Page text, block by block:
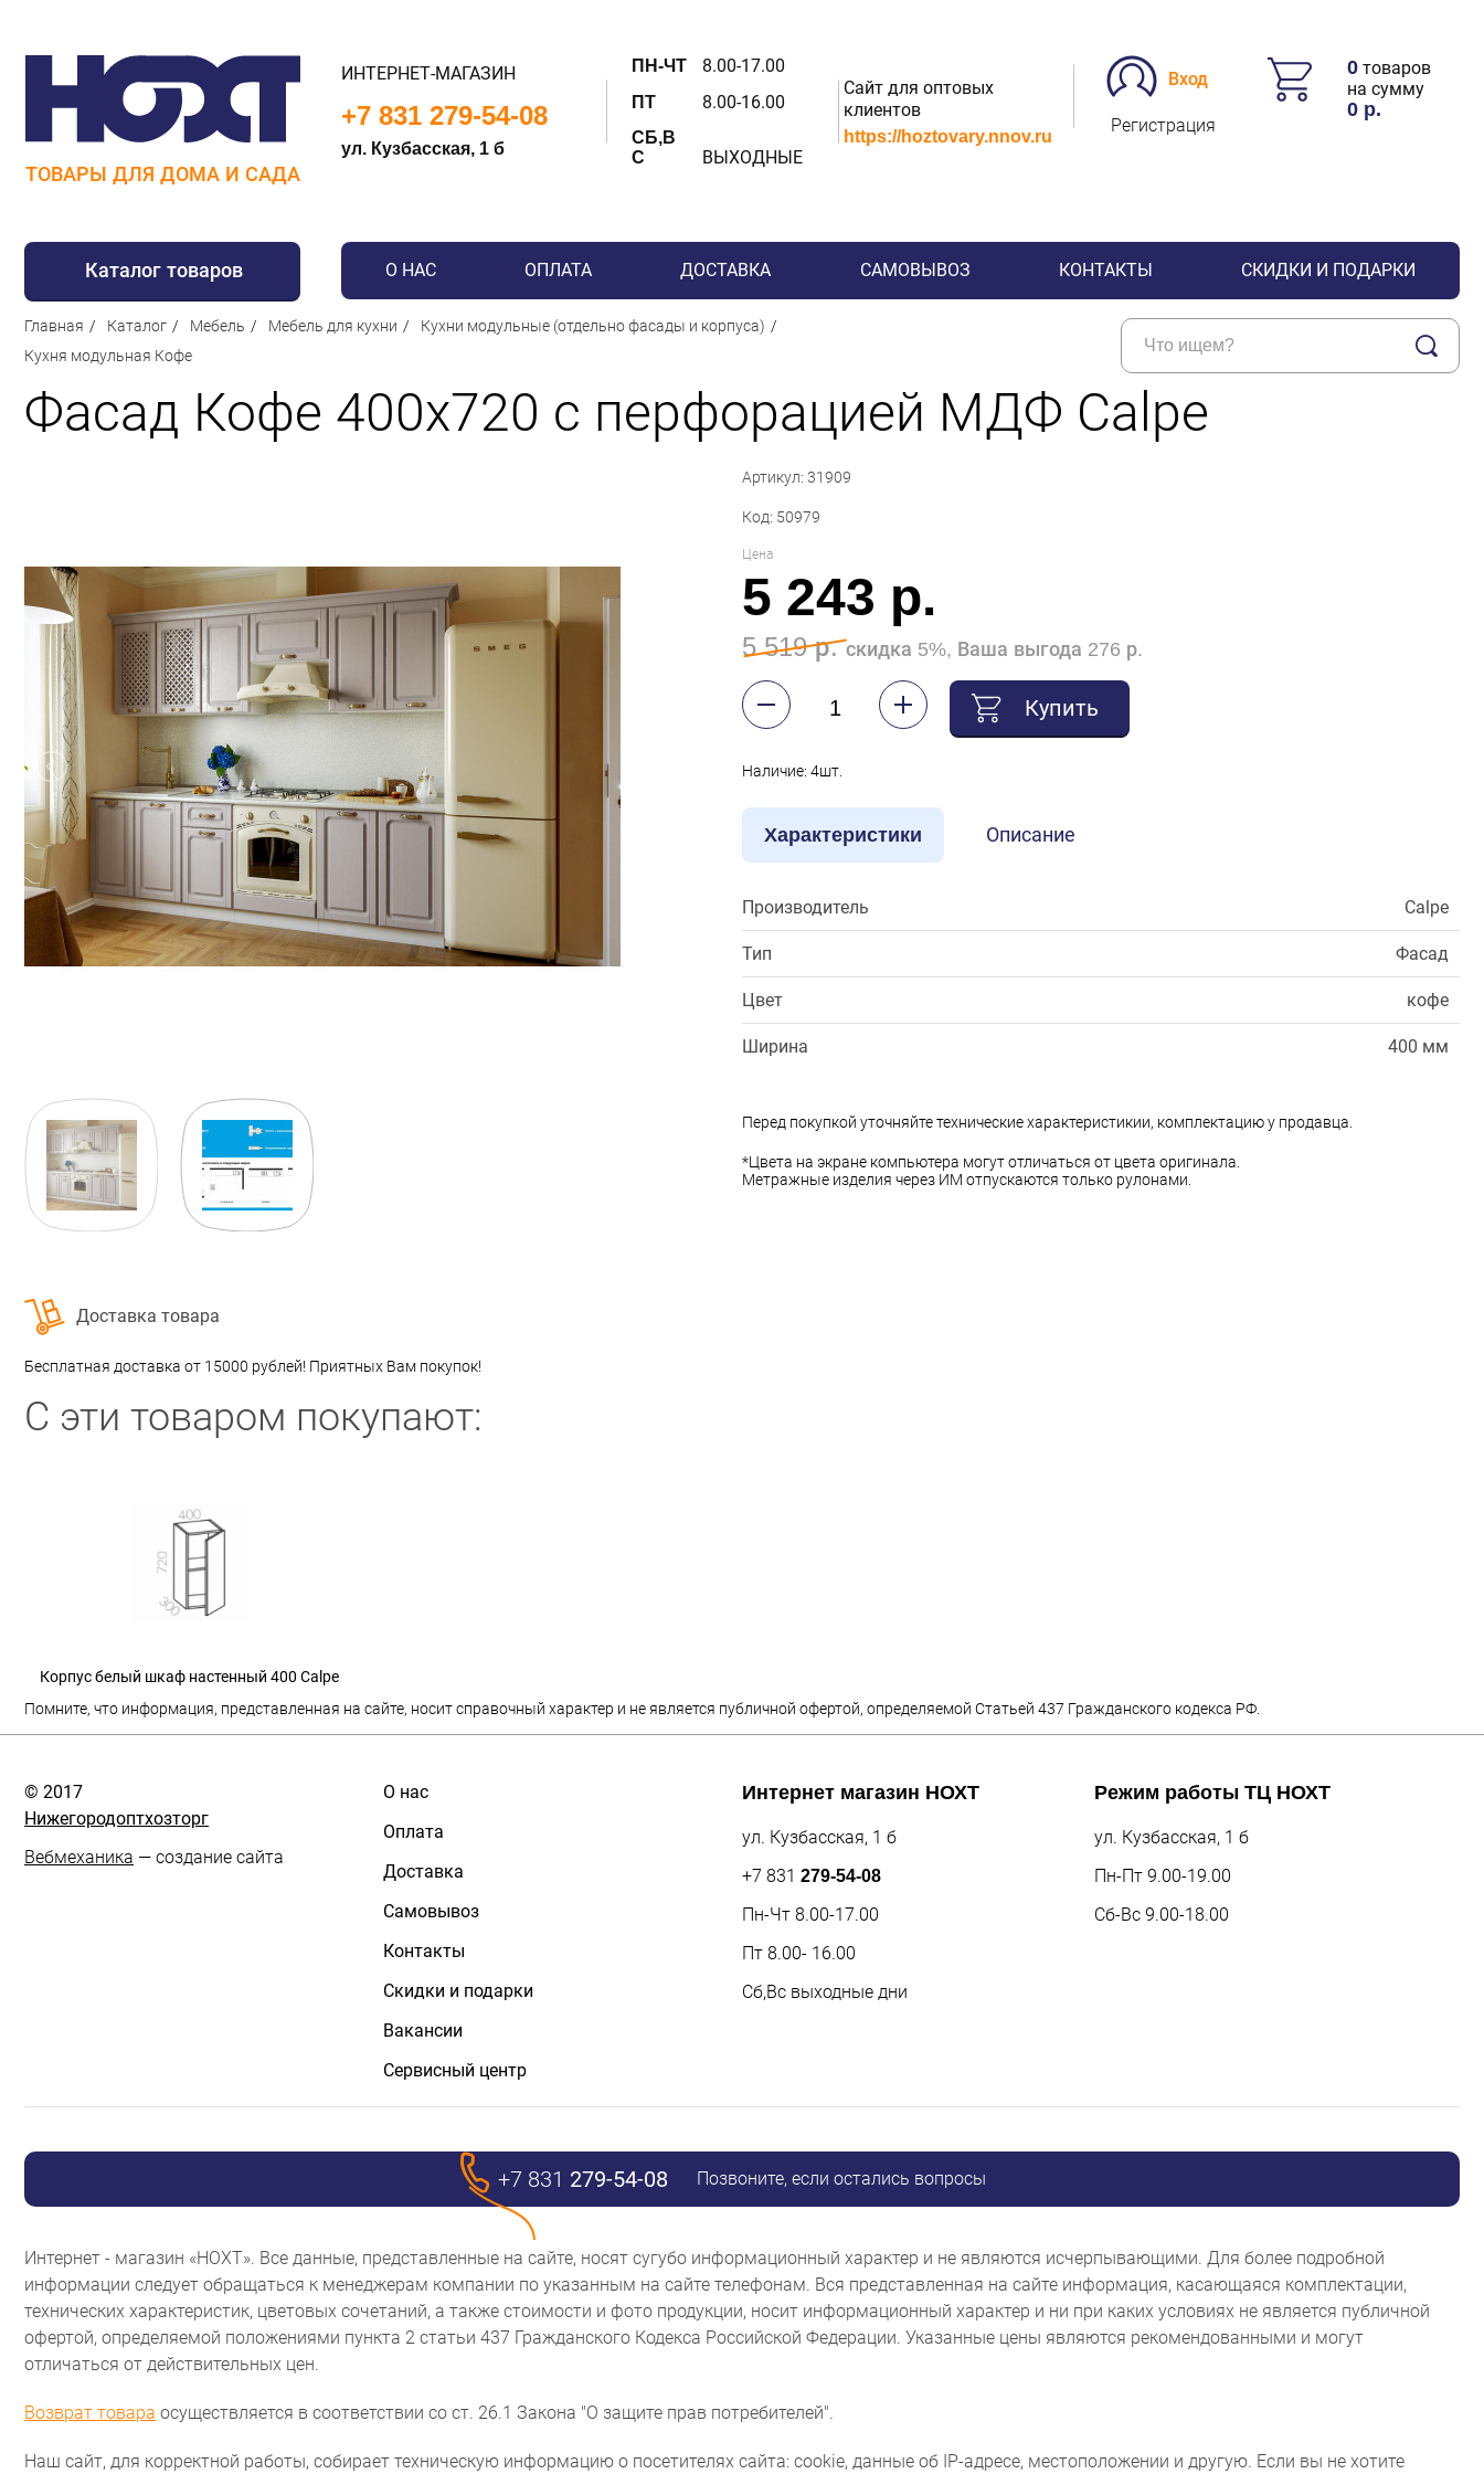
ТОВАРЫ ДЛЯ ДОМА И САДА
ИНТЕРНЕТ-МАГАЗИН
+7 831 279-54-08
ул. Кузбасская, 1 б
ПН-ЧТ 8.00-17.00
ПТ 8.00-16.00
СБ,В
С
ВЫХОДНЫЕ
Сайт для оптовых
клиентов
https://hoztovary.nnov.ru
Вход
Регистрация
0 товаров
на сумму
0 р.
Каталог товаров
Для дома
Для кухни
Сантехника
Для дачи и отдыха
Бытовая техника
Обувь для дома и дачи
Акции
О НАС ОПЛАТА ДОСТАВКА САМОВЫВОЗ КОНТАКТЫ СКИДКИ И ПОДАРКИ
Главная Каталог Мебель Мебель для кухни
Кухни модульные (отдельно фасады и корпуса)
Кухня модульная Кофе
Фасад Кофе 400х720 с перфорацией МДФ Calpe
Доставка товара
Бесплатная доставка от 15000 рублей! Приятных Вам покупок!
С эти товаром покупают:
Корпус белый шкаф настенный 400 Calpe
Артикул: 31909
Код: 50979
Цена
5 243 р.
5 519 р.скидка 5%, Ваша выгода 276 р.
Купить
Наличие: 4шт.
Характеристики Описание
Производитель Calpe
Тип Фасад
Цвет кофе
Ширина 400 мм
Перед покупкой уточняйте технические характеристикии, комплектацию у продавца.
*Цвета на экране компьютера могут отличаться от цвета оригинала.
Метражные изделия через ИМ отпускаются только рулонами.
Помните, что информация, представленная на сайте, носит справочный характер и не является публичной офертой, определяемой Статьей 437 Гражданского кодекса РФ.
© 2017
Нижегородоптхозторг
Вебмеханика — создание сайта
О нас
Оплата
Доставка
Самовывоз
Контакты
Скидки и подарки
Вакансии
Сервисный центр
Интернет магазин НОХТ
ул. Кузбасская, 1 б
+7 831 279-54-08
Пн-Чт 8.00-17.00
Пт 8.00- 16.00
Сб,Вс выходные дни
Режим работы ТЦ НОХТ
ул. Кузбасская, 1 б
Пн-Пт 9.00-19.00
Сб-Вс 9.00-18.00
+7 831 279-54-08 Позвоните, если остались вопросы
Интернет - магазин «НОХТ». Все данные, представленные на сайте, носят сугубо информационный характер и не являются исчерпывающими. Для более подробной
информации следует обращаться к менеджерам компании по указанным на сайте телефонам. Вся представленная на сайте информация, касающаяся комплектации,
технических характеристик, цветовых сочетаний, а также стоимости и фото продукции, носит информационный характер и ни при каких условиях не является публичной
офертой, определяемой положениями пункта 2 статьи 437 Гражданского Кодекса Российской Федерации. Указанные цены являются рекомендованными и могут
отличаться от действительных цен.
Возврат товара осуществляется в соответствии со ст. 26.1 Закона "О защите прав потребителей".
Наш сайт, для корректной работы, собирает техническую информацию о посетителях сайта: cookie, данные об IP-адресе, местоположении и другую. Если вы не хотите